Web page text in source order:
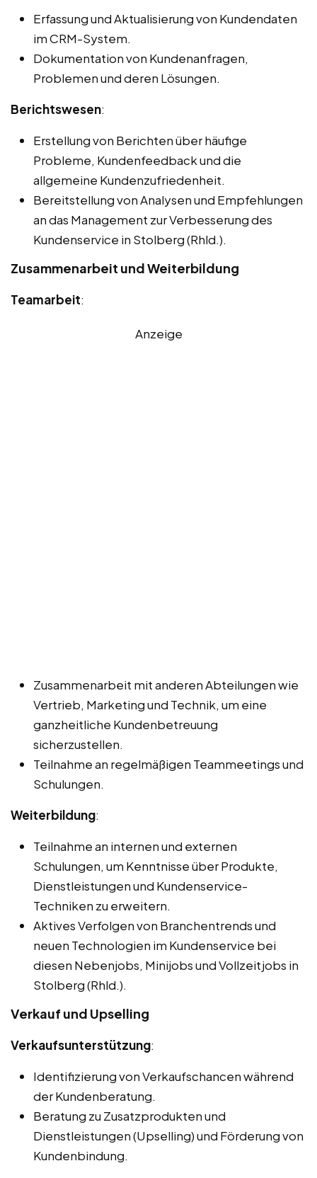
Erfassung und Aktualisierung von Kundendaten
im CRM-System.
Dokumentation von Kundenanfragen,
Problemen und deren Lösungen.
Berichtswesen:
Erstellung von Berichten über häufige
Probleme, Kundenfeedback und die
allgemeine Kundenzufriedenheit.
Bereitstellung von Analysen und Empfehlungen
an das Management zur Verbesserung des
Kundenservice in Stolberg (Rhld.).
Zusammenarbeit und Weiterbildung
Teamarbeit:
Anzeige
Zusammenarbeit mit anderen Abteilungen wie
Vertrieb, Marketing und Technik, um eine
ganzheitliche Kundenbetreuung
sicherzustellen.
Teilnahme an regelmäßigen Teammeetings und
Schulungen.
Weiterbildung:
Teilnahme an internen und externen
Schulungen, um Kenntnisse über Produkte,
Dienstleistungen und Kundenservice-
Techniken zu erweitern.
Aktives Verfolgen von Branchentrends und
neuen Technologien im Kundenservice bei
diesen Nebenjobs, Minijobs und Vollzeitjobs in
Stolberg (Rhld.).
Verkauf und Upselling
Verkaufsunterstützung:
Identifizierung von Verkaufschancen während
der Kundenberatung.
Beratung zu Zusatzprodukten und
Dienstleistungen (Upselling) und Förderung von
Kundenbindung.